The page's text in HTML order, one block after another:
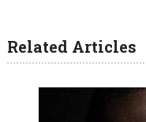
Related Articles